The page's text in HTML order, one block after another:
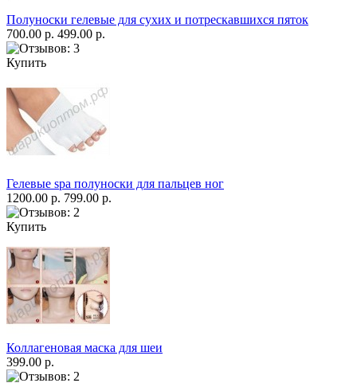
Полуноски гелевые для сухих и потрескавшихся пяток
700.00 р. 499.00 р.
Купить
Гелевые spa полуноски для пальцев ног
1200.00 р. 799.00 р.
Купить
Коллагеновая маска для шеи
399.00 р.